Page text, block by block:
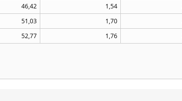
46,42 1,54
51,03 1,70
52,77 1,76